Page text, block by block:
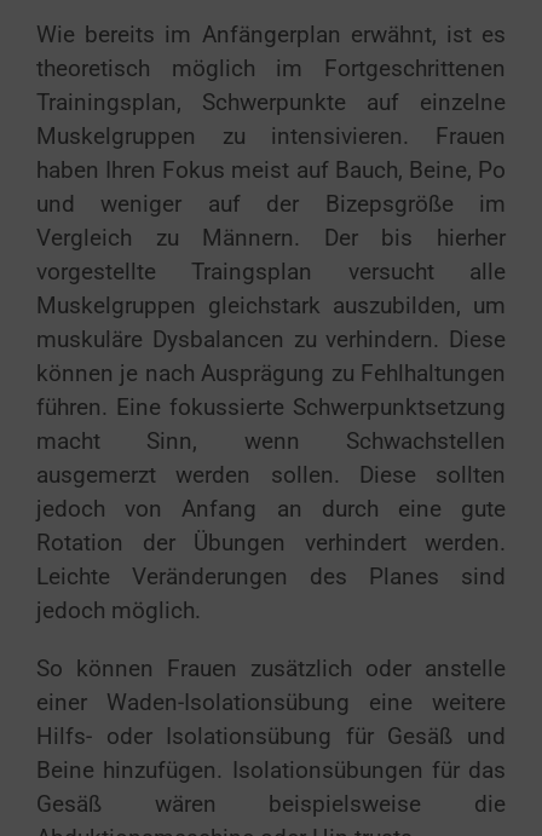
Wie bereits im Anfängerplan erwähnt, ist es
theoretisch möglich im Fortgeschrittenen
Trainingsplan, Schwerpunkte auf einzelne
Muskelgruppen zu intensivieren. Frauen
haben Ihren Fokus meist auf Bauch, Beine, Po
und weniger auf der Bizepsgröße im
Vergleich zu Männern. Der bis hierher
vorgestellte Traingsplan versucht alle
Muskelgruppen gleichstark auszubilden, um
muskuläre Dysbalancen zu verhindern. Diese
können je nach Ausprägung zu Fehlhaltungen
führen. Eine fokussierte Schwerpunktsetzung
macht Sinn, wenn Schwachstellen
ausgemerzt werden sollen. Diese sollten
jedoch von Anfang an durch eine gute
Rotation der Übungen verhindert werden.
Leichte Veränderungen des Planes sind
jedoch möglich.
So können Frauen zusätzlich oder anstelle
einer Waden-Isolationsübung eine weitere
Hilfs- oder Isolationsübung für Gesäß und
Beine hinzufügen. Isolationsübungen für das
Gesäß wären beispielsweise die